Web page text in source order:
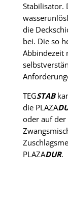
Stabilisator.
die
bei. Die so
Abbindezeit
TEGSTAB
die PLAZA
oder auf
PLAZADUR.